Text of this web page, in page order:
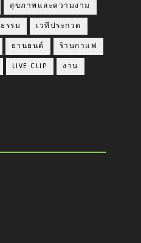
สุขภาพและความงาม
รรม เวทีประกวด
ยานยนต์ ร้านกาแฟ
LIVE CLIP งาน